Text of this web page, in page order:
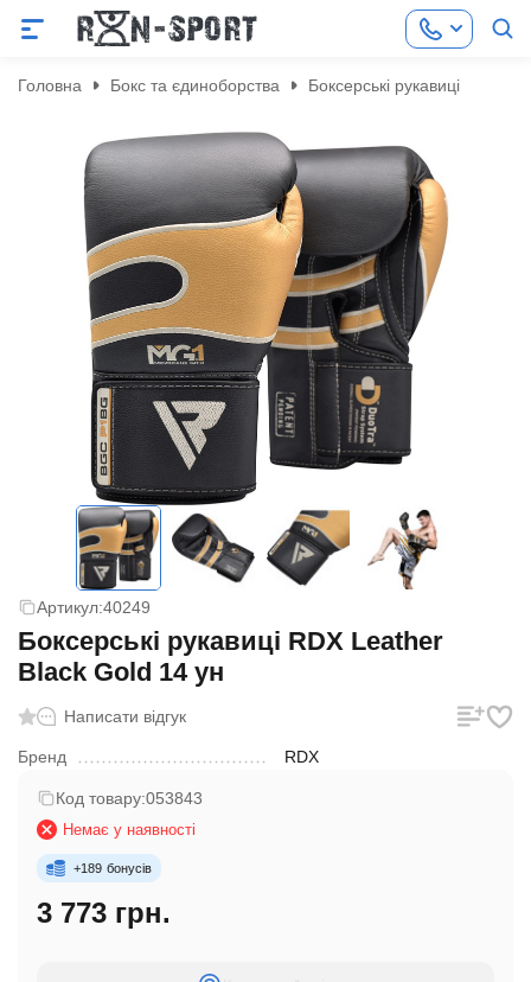
Головна Бокс та єдиноборства Боксерські рукавиці
Артикул:40249
Боксерські рукавиці RDX Leather
Black Gold 14 ун
Написати відгук
Бренд RDX
Код товару:053843
Немає у наявності
+189 бонусів
3 773 грн.